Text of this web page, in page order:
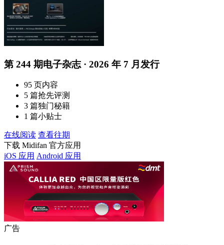
第 244 期电子杂志 · 2026 年 7 月发行
95 页内容
5 篇抢先评测
3 篇独门秘籍
1 篇小贴士
在线阅读 查看往期
下载 Midifan 官方应用
iOS 应用 Android 应用
广告